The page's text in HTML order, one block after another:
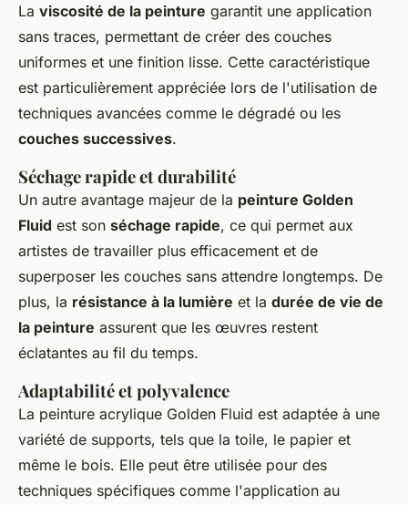
La viscosité de la peinture garantit une application
sans traces, permettant de créer des couches
uniformes et une finition lisse. Cette caractéristique
est particulièrement appréciée lors de l'utilisation de
techniques avancées comme le dégradé ou les
couches successives.
Séchage rapide et durabilité
Un autre avantage majeur de la peinture Golden
Fluid est son séchage rapide, ce qui permet aux
artistes de travailler plus efficacement et de
superposer les couches sans attendre longtemps. De
plus, la résistance à la lumière et la durée de vie de
la peinture assurent que les œuvres restent
éclatantes au fil du temps.
Adaptabilité et polyvalence
La peinture acrylique Golden Fluid est adaptée à une
variété de supports, tels que la toile, le papier et
même le bois. Elle peut être utilisée pour des
techniques spécifiques comme l'application au